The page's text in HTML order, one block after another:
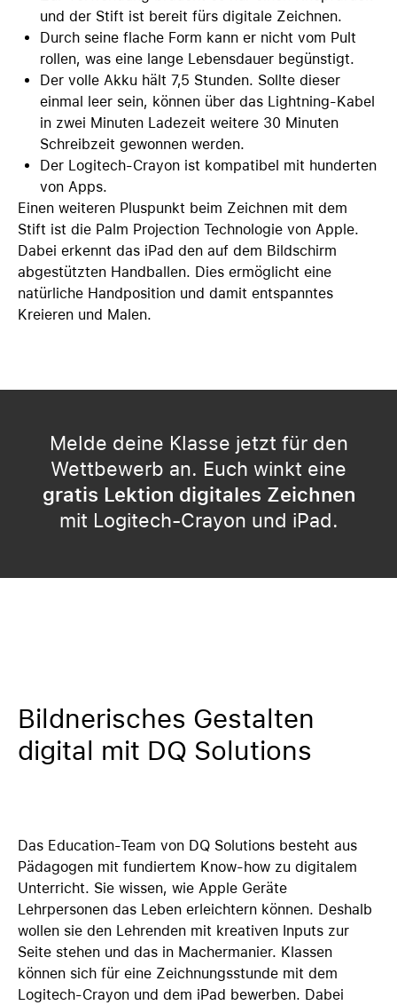
und der Stift ist bereit fürs digitale Zeichnen.
Durch seine flache Form kann er nicht vom Pult
rollen, was eine lange Lebensdauer begünstigt.
Der volle Akku hält 7,5 Stunden. Sollte dieser
einmal leer sein, können über das Lightning-Kabel
in zwei Minuten Ladezeit weitere 30 Minuten
Schreibzeit gewonnen werden.
Der Logitech-Crayon ist kompatibel mit hunderten
von Apps.
Einen weiteren Pluspunkt beim Zeichnen mit dem
Stift ist die Palm Projection Technologie von Apple.
Dabei erkennt das iPad den auf dem Bildschirm
abgestützten Handballen. Dies ermöglicht eine
natürliche Handposition und damit entspanntes
Kreieren und Malen.
Melde deine Klasse jetzt für den
Wettbewerb an. Euch winkt eine
gratis Lektion digitales Zeichnen
mit Logitech-Crayon und iPad.
Bildnerisches Gestalten
digital mit DQ Solutions
Das Education-Team von DQ Solutions besteht aus
Pädagogen mit fundiertem Know-how zu digitalem
Unterricht. Sie wissen, wie Apple Geräte
Lehrpersonen das Leben erleichtern können. Deshalb
wollen sie den Lehrenden mit kreativen Inputs zur
Seite stehen und das in Machermanier. Klassen
können sich für eine Zeichnungsstunde mit dem
Logitech-Crayon und dem iPad bewerben. Dabei